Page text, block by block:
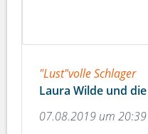
"Lust"volle Schlager
Laura Wilde und
07.08.2019 um